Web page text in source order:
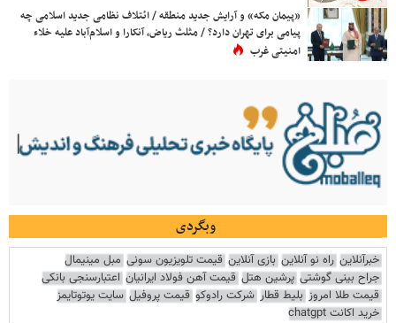
«پیمان مکه» و آرایش جدید منطقه / ائتلاف نظامی جدید اسلامی چه
پیامی برای تهران دارد؟ / مثلث ریاض، آنکارا و اسلام‌آباد علیه خلاء
امنیتی غرب
وبگردی
خبرآنلاین راه نو آنلاین بازی آنلاین قیمت تلویزیون سونی مبل مینیمال
جراح بینی گوشتی پرشین هتل قیمت آهن فولاد ایرانیان اعتبارسنجی بانکی
قیمت طلا امروز بلیط قطار شرکت رادوکو قیمت پروفیل سایت یوتوتایمز
خرید اکانت chatgpt